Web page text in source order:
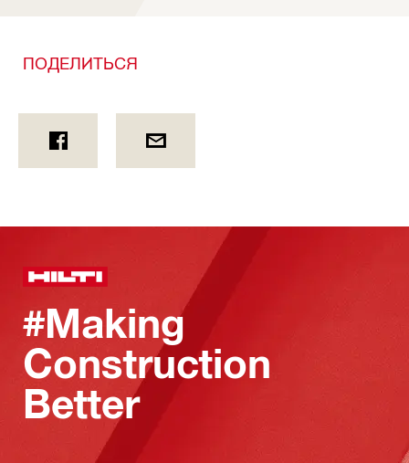
ПОДЕЛИТЬСЯ
#Making
Construction
Better